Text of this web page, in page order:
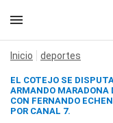
Inicio deportes
EL COTEJO SE
ARMANDO MARADONA
CON FERNANDO
POR CANAL 7.